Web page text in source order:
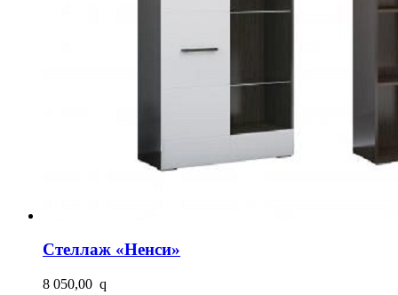
Стеллаж «Ненси»
8 050,00 q